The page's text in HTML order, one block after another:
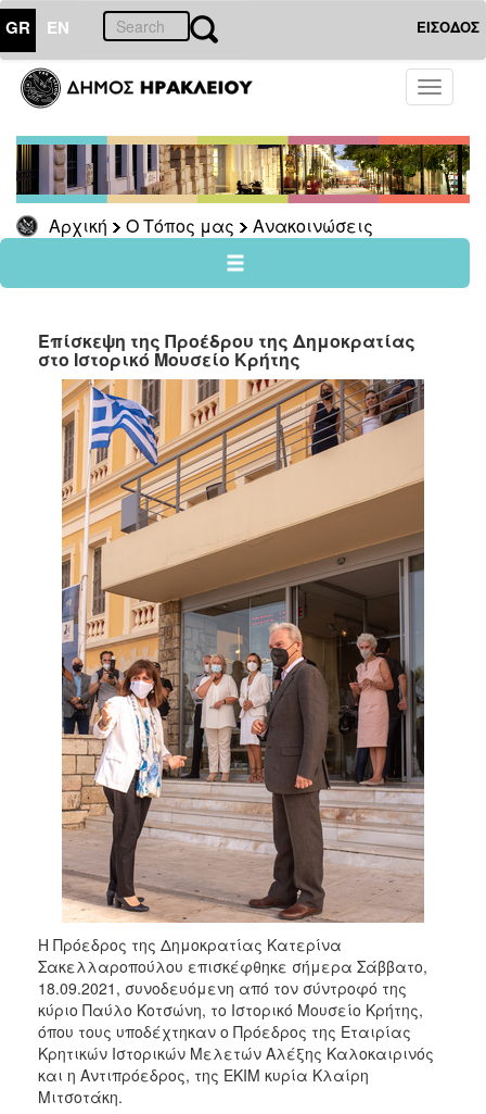
GR EN ΕΙΣΟΔΟΣ
Toggle
Αρχική Ο Τόπος μας Ανακοινώσεις
ΤΟΠΟΣ
ΜΑΣ
Ανακοινώσεις
Αρχείο
ΠΟΛΙΤΙΣΜΟΣ
ΑΝΘΕΚΤΙΚΗ
Επίσκεψη της Προέδρου της Δημοκρατίας
στο Ιστορικό Μουσείο Κρήτης
Η Πρόεδρος της Δημοκρατίας Κατερίνα
Σακελλαροπούλου επισκέφθηκε σήμερα Σάββατο,
18.09.2021, συνοδευόμενη από τον σύντροφό της
κύριο Παύλο Κοτσώνη, το Ιστορικό Μουσείο Κρήτης,
όπου τους υποδέχτηκαν ο Πρόεδρος της Εταιρίας
Κρητικών Ιστορικών Μελετών Αλέξης Καλοκαιρινός
και η Αντιπρόεδρος, της ΕΚΙΜ κυρία Κλαίρη
Μιτσοτάκη.